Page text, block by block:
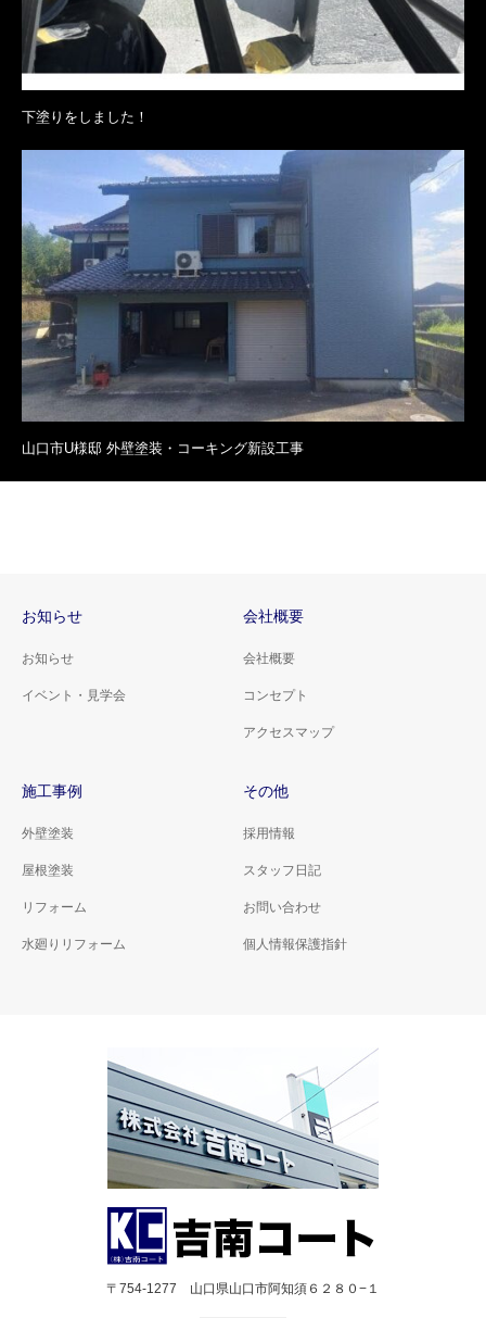
下塗りをしました！
山口市U様邸 外壁塗装・コーキング新設工事
お知らせ
お知らせ
イベント・見学会
会社概要
会社概要
コンセプト
アクセスマップ
施工事例
外壁塗装
屋根塗装
リフォーム
水廻りリフォーム
その他
採用情報
スタッフ日記
お問い合わせ
個人情報保護指針
〒754-1277 山口県山口市阿知須６２８０−１